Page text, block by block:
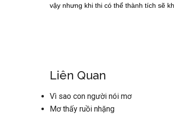
vậy nhưng khi thi có thể thành tích sẽ
Liên Quan
Vì sao con người nói mơ
Mơ thấy ruồi nhặng